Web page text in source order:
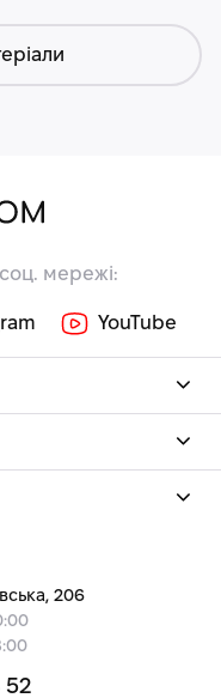
соц. мережі:
YouTube
206
52